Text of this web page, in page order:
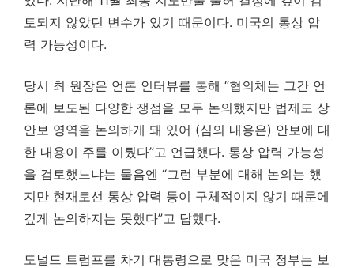
토되지 않았던 변수가 있기 때문이다. 미국의 통상 압
력 가능성이다.
당시 최 원장은 언론 인터뷰를 통해 “협의체는 그간 언
론에 보도된 다양한 쟁점을 모두 논의했지만 법제도 상
안보 영역을 논의하게 돼 있어 (심의 내용은) 안보에 대
한 내용이 주를 이뤘다”고 언급했다. 통상 압력 가능성
을 검토했느냐는 물음엔 “그런 부분에 대해 논의는 했
지만 현재로선 통상 압력 등이 구체적이지 않기 때문에
깊게 논의하지는 못했다”고 답했다.
도널드 트럼프를 차기 대통령으로 맞은 미국 정부는 보